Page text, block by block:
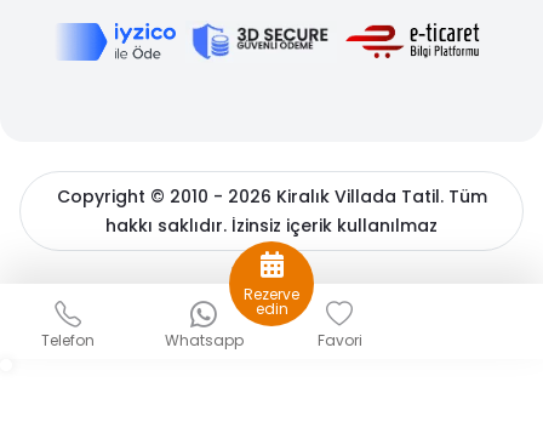
Copyright © 2010 - 2026 Kiralık Villada Tatil. Tüm
hakkı saklıdır. İzinsiz içerik kullanılmaz
BöcekSoft
Telefon Whatsapp
Rezerve
edin
Favori
Sizlere daha iyi bir hizmet sunabilmek için çerezler
kullanıyoruz. Detaylı bilgiler içinçerez politikamızı
Verilerin Korunmasıhakkında açıklama metnimizi inceleyin.